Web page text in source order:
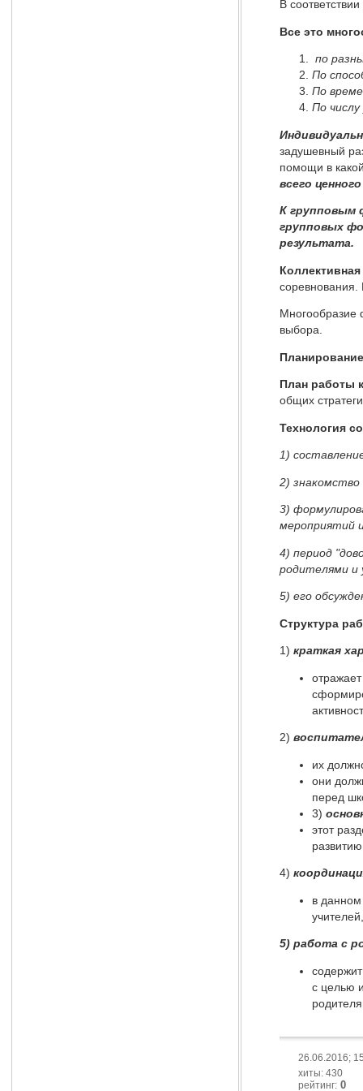
В
Все это
по
По
По
По числу
задушевный
помощи в
всего
К групповым
групповых
результата.
соревнования.
Многообразие
выбора.
План работы
общих
Технология
1)
2)
3)
мероприятий
4) период
родителями и
5) его
Структура
1) краткая
2)
их
они
перед
3)
этот
4)
в данном
5) работа с
с целью
26.06.2016;
хиты: 430
рейтинг: 0